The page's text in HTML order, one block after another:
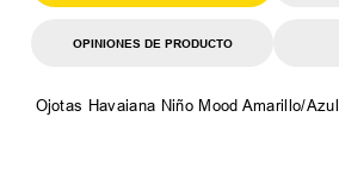
OPINIONES DE PRODUCTO
Ojotas Havaiana Niño Mood Amarillo/Azul